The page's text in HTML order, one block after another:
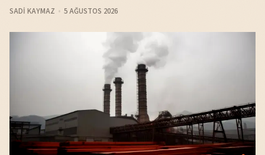
SADI KAYMAZ 5 AĞUSTOS 2026